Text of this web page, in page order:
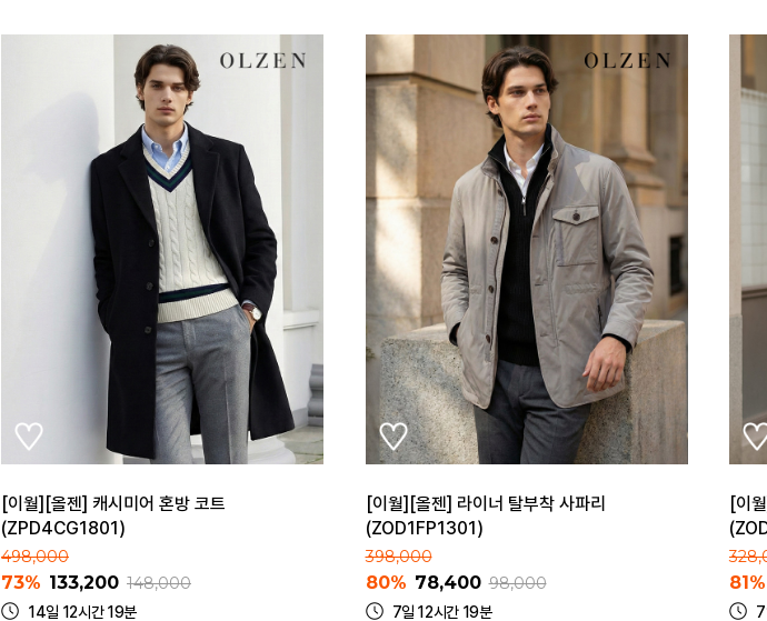
[이월][올젠] 캐시미어 혼방 코트
(ZPD4CG1801)
498,000
73% 133,200 148,000
14일 12시간 19분
[이월][올젠] 라이너 탈부착 사파리
(ZOD1FP1301)
398,000
80% 78,400 98,000
7일 12시간 19분
[이
81%